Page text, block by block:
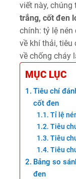
viết này, chúng
trắng, cốt đen
chính: tỷ lệ nén
về khí thải, tiêu
về chống cháy
MỤC LỤC
Tiêu chí
cốt đen
Tỉ lệ
Tiêu
Tiêu
Tiêu
Bảng so
đen